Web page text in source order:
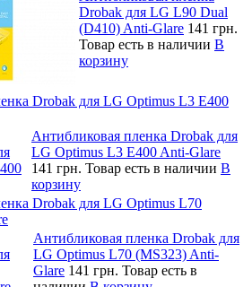
Drobak для LG L90 Dual
(D410) Anti-Glare 141 грн.
Товар есть в наличии В
корзину
Drobak для LG Optimus L3 E400
Антибликовая пленка Drobak для
LG Optimus L3 E400 Anti-Glare
141 грн. Товар есть в наличии В
корзину
Drobak для LG Optimus L70
Антибликовая пленка Drobak для
LG Optimus L70 (MS323) Anti-
Glare 141 грн. Товар есть в